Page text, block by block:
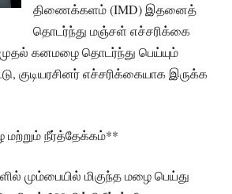
திணைக்களம் (IMD) இதனைத்
தொடர்ந்து மஞ்சள் எச்சரிக்கை
கனமழை தொடர்ந்து பெய்யும்
குடியரசினர் எச்சரிக்கையாக இருக்க
நீர்த்தேக்கம்**
மும்பையில் மிகுந்த மழை பெய்து